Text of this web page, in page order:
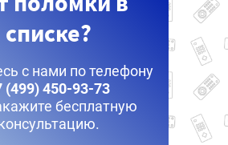
списке?
с нами по телефону
(499) 450-93-73
бесплатную